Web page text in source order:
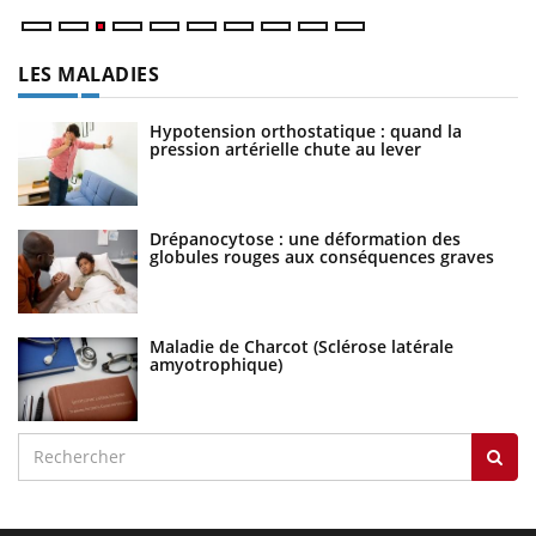
LES MALADIES
Hypotension orthostatique : quand la
pression artérielle chute au lever
Drépanocytose : une déformation des
globules rouges aux conséquences graves
Maladie de Charcot (Sclérose latérale
amyotrophique)